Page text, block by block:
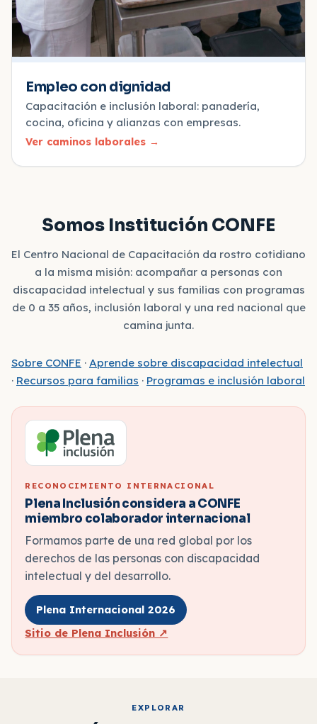
Empleo con dignidad
Capacitación e inclusión laboral: panadería,
cocina, oficina y alianzas con empresas.
Ver caminos laborales →
Somos Institución CONFE
El Centro Nacional de Capacitación da rostro cotidiano
a la misma misión: acompañar a personas con
discapacidad intelectual y sus familias con programas
de 0 a 35 años, inclusión laboral y una red nacional que
camina junta.
Sobre CONFE · Aprende sobre discapacidad intelectual
· Recursos para familias · Programas e inclusión laboral
RECONOCIMIENTO INTERNACIONAL
Plena Inclusión considera a CONFE
miembro colaborador internacional
Formamos parte de una red global por los
derechos de las personas con discapacidad
intelectual y del desarrollo.
Plena Internacional 2026
Sitio de Plena Inclusión ↗
EXPLORAR